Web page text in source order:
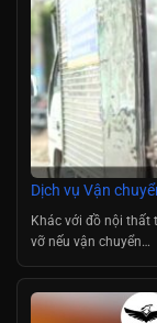
Dịch vụ Vận
Khác với đồ nội thất
vỡ nếu vận chuyển…